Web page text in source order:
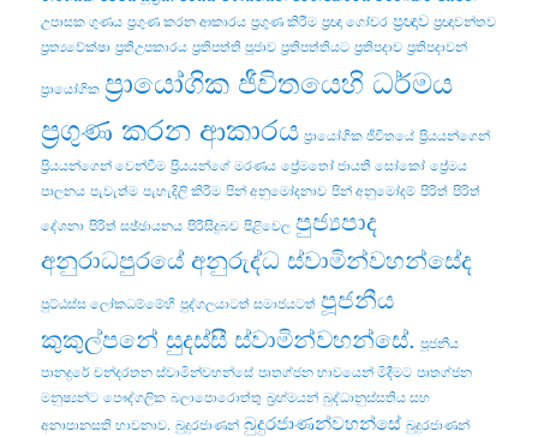
උපාසක ගුණය ප්‍රගුණ කරන ආකාරය ප්‍රගුණ කිරීම ප්‍රඥා ගෝචර ප්‍රඥාව ප්‍රඥාවන්තව
ප්‍රත්‍යවේක්ෂා ප්‍රතිඋපකාරය ප්‍රතිපත්ති පූජාව ප්‍රතිපත්තියට ප්‍රතිපදාව ප්‍රතිපදාවන්
ප්‍රායෝගික ප්‍රායෝගික ජීවිතයෙහි ධර්මය
ප්‍රගුණ කරන ආකාරය ප්‍රායෝගික ජීවිතයේ ප්‍රියයන්ගෙන්
ප්‍රියයන්ගෙන් වෙන්වීම ප්‍රියයන්ගේ මරණය ප්‍රේමතෝ ජායතී සෝකෝ ප්‍රේමය
පාලනය පැවැත්ම පැහැදිලි කිරීම පින් අනුමෝදනාව පින් අනුමෝදම් පිරිත් පිරිත්
දේශනා පිරිත් සඡ්ඡායනය පිරිසිදුබව පිළිවෙල පුජ්‍යපාද
අනුරාධපුරයේ අනුරුද්ධ ස්වාමින්වහන්සේද
පුට්ඨස්ස ලෝකධම්මේහි පුද්ගලයාටත් සමාජයටත් පූජනීය
කුකුල්පනේ සුදස්සී ස්වාමින්වහන්සේ. පූජනීය
පානදුරේ චන්දරතන ස්වාමින්වහන්සේ පෘතග්ජන භාවයෙන් මිදීමට පෘතග්ජන
මනුෂ්‍යන්ට පෞද්ගලික බලාපොරොත්තු බ්‍රහ්මයන් බුද්ධානුස්සතිය සහ
අනාපානසති භාවනාව. බුදුරජාණන් බුදුරජාණන්වහන්සේ බුදුරජාණන්